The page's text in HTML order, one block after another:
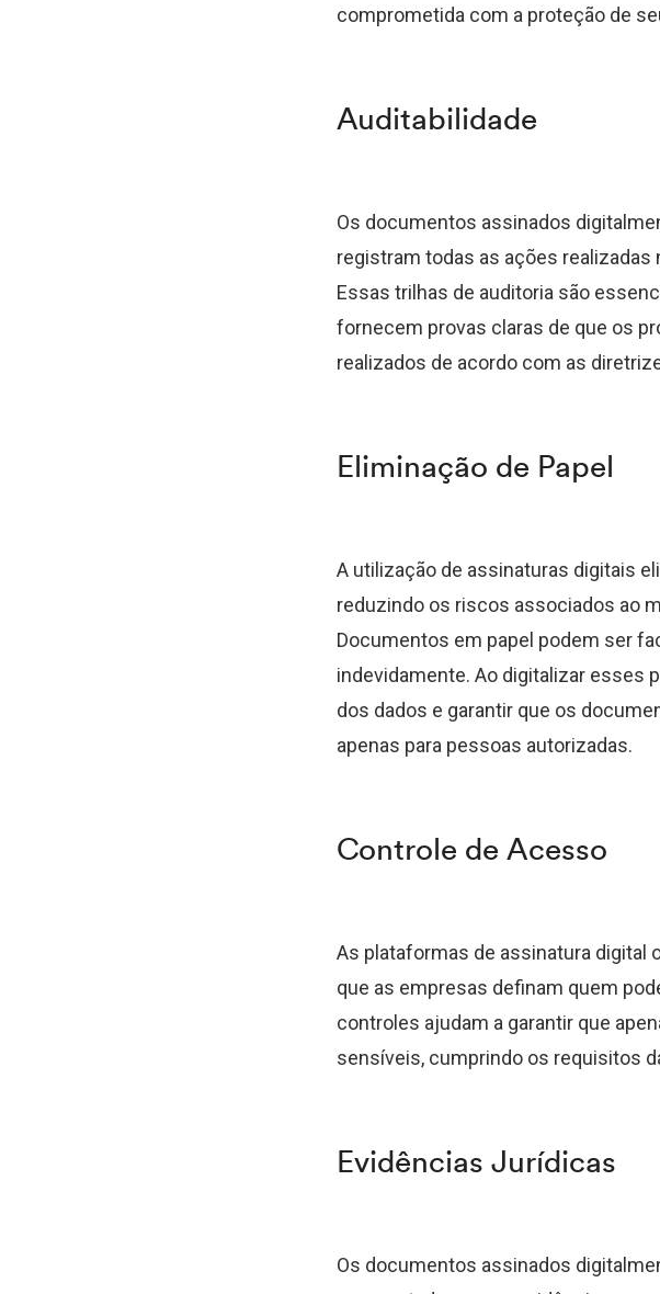
comprometida com a proteção de
Auditabilidade
Os documentos assinados
registram todas as ações realizadas
Essas trilhas de auditoria são
fornecem provas claras de que os
realizados de acordo com as
Eliminação de Papel
A utilização de assinaturas digitais
reduzindo os riscos associados ao
Documentos em papel podem ser
indevidamente. Ao digitalizar esses
dos dados e garantir que os
apenas para pessoas autorizadas.
Controle de Acesso
As plataformas de assinatura
que as empresas definam quem
controles ajudam a garantir que
sensíveis, cumprindo os requisitos
Evidências Jurídicas
Os documentos assinados